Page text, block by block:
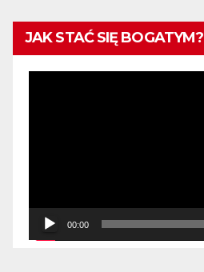
JAK STAĆ SIĘ BOGATYM?
00:00